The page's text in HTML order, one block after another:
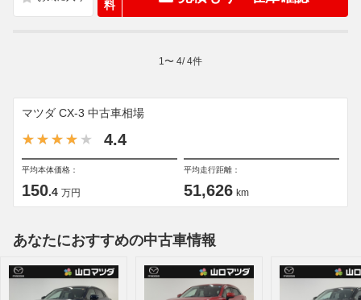
料
1 〜 4/4件
マツダ CX-3 中古車相場
4.4
平均本体価格：
150.4 万円
平均走行距離：
51,626 km
あなたにおすすめの中古車情報